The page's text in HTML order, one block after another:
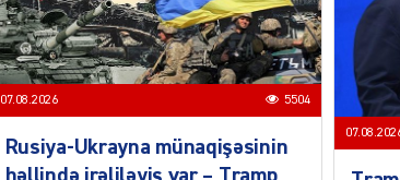
SOSIAL
07.08.2026 5504
Rusiya-Ukrayna münaqişəsinin